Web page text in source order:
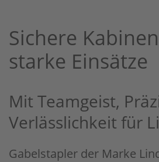
Sichere
starke Einsätze
Mit Teamgeist,
Verlässlichkeit für
Gabelstapler der Marke